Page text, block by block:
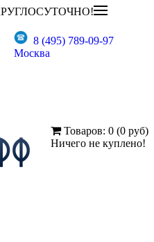
8 (495) 789-09-97
Москва
Товаров: 0 (0 руб)
Ничего не куплено!